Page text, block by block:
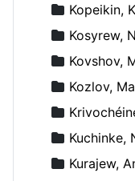
Kopeikin,
Kosyrew,
Kovshov,
Kozlov,
Kuchinke,
Kurajew,